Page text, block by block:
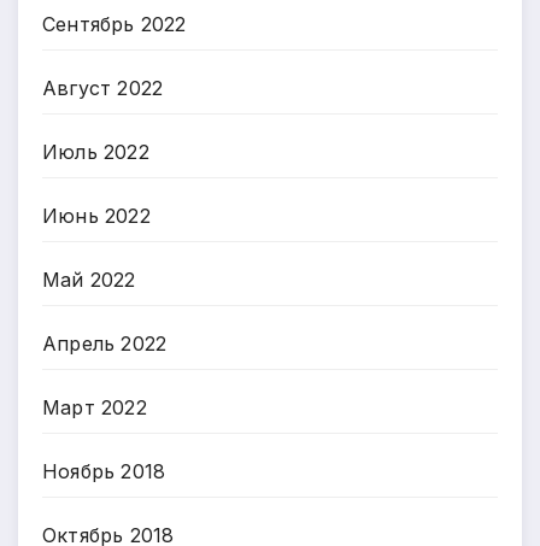
Сентябрь 2022
Август 2022
Июль 2022
Июнь 2022
Май 2022
Апрель 2022
Март 2022
Ноябрь 2018
Октябрь 2018